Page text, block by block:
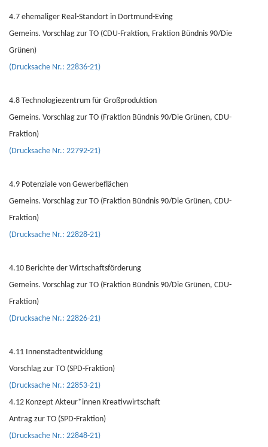
4.7 ehemaliger Real-Standort in Dortmund-Eving
Gemeins. Vorschlag zur TO (CDU-Fraktion, Fraktion Bündnis 90/Die
Grünen)
(Drucksache Nr.: 22836-21)
4.8 Technologiezentrum für Großproduktion
Gemeins. Vorschlag zur TO (Fraktion Bündnis 90/Die Grünen, CDU-
Fraktion)
(Drucksache Nr.: 22792-21)
4.9 Potenziale von Gewerbeflächen
Gemeins. Vorschlag zur TO (Fraktion Bündnis 90/Die Grünen, CDU-
Fraktion)
(Drucksache Nr.: 22828-21)
4.10 Berichte der Wirtschaftsförderung
Gemeins. Vorschlag zur TO (Fraktion Bündnis 90/Die Grünen, CDU-
Fraktion)
(Drucksache Nr.: 22826-21)
4.11 Innenstadtentwicklung
Vorschlag zur TO (SPD-Fraktion)
(Drucksache Nr.: 22853-21)
4.12 Konzept Akteur*innen Kreativwirtschaft
Antrag zur TO (SPD-Fraktion)
(Drucksache Nr.: 22848-21)